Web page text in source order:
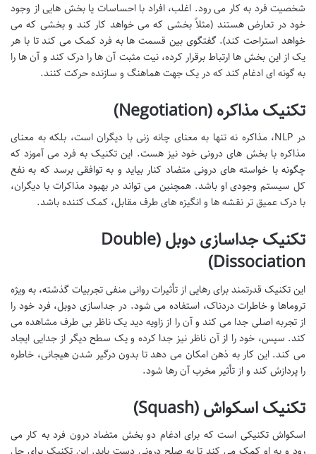
شخصیت فرد به کار می رود. اغلب، افراد با احساسات یا بخش هایی از وجود
خود در تعارض هستند (مثلاً بخشی که می خواهد کار کند و بخشی که می
خواهد استراحت کند). گفتگوی بین قسمت ها به فرد کمک می کند تا با هر
یک از این بخش ها ارتباط برقرار کرده، نیت مثبت آن ها را درک کند و آن ها را
به گونه ای ادغام کند که در یک جهت هماهنگ و سازنده حرکت کنند.
تکنیک مذاکره (Negotiation)
در NLP، مذاکره نه تنها به معنای چانه زنی با دیگران است، بلکه به معنای
مذاکره با بخش های درونی خود نیز هست. این تکنیک به فرد می آموزد که
چگونه با خواسته های درونی متضاد کنار بیاید و به توافقی برسد که به نفع
کل سیستم وجودی او باشد. همچنین می تواند در بهبود مذاکرات با دیگران،
با درک عمیق تر نقشه ها و انگیزه های طرف مقابل، کمک کننده باشد.
تکنیک جداسازی دوبل (Double
Dissociation)
این تکنیک قدرتمند برای رهایی از تأثیرات روانی منفی تجربیات گذشته، به ویژه
تروماها و خاطرات دردناک، استفاده می شود. در جداسازی دوبل، فرد خود را
از تجربه اصلی جدا می کند و آن را از زاویه دید یک ناظر بی طرف مشاهده می
کند. سپس، خود را از آن ناظر نیز جدا کرده و یک سطح دیگر از جدایی ایجاد
می کند. این کار به ذهن امکان می دهد تا بدون درگیر شدن هیجانی، خاطره
را پردازش کند و از تأثیر مخرب آن رها شود.
تکنیک اسکواش (Squash)
اسکواش تکنیکی است که برای ادغام دو بخش متضاد درون فرد به کار می